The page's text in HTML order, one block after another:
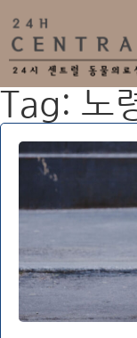
Tag: 노